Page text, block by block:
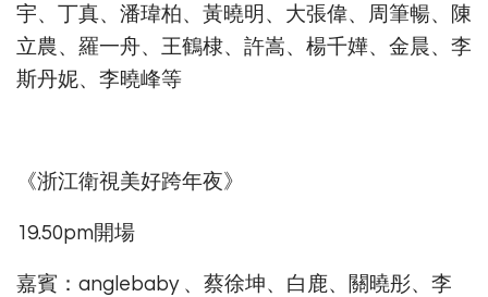
宇、丁真、潘瑋柏、黃曉明、大張偉、周筆暢、陳
立農、羅一舟、王鶴棣、許嵩、楊千嬅、金晨、李
斯丹妮、李曉峰等
《浙江衛視美好跨年夜》
19.50pm開場
嘉賓：anglebaby 、蔡徐坤、白鹿、關曉彤、李